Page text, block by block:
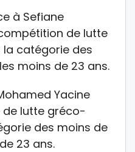
à Sefiane
de lutte
catégorie des
moins de 23 ans.
Yacine
de lutte gréco-
des moins de
23 ans.